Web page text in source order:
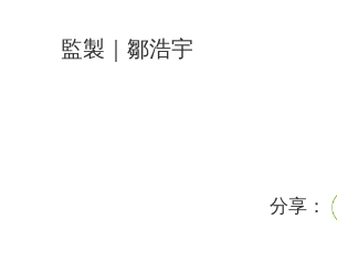
監製｜鄒浩宇
分享：